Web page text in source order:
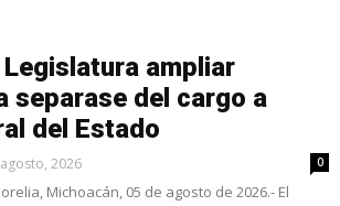
ampliar
separase del cargo a
del Estado
2026 0
Michoacán, 05 de agosto de 2026.- El